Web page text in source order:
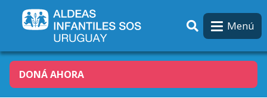
Menú
DONÁ AHORA